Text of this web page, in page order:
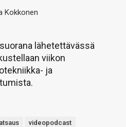
Kokkonen
lähetettävässä
viikon
ja
videopodcast